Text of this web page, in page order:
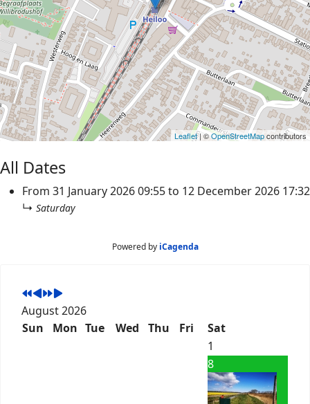
Leaflet| ©OpenStreetMapcontributors
All Dates
From 31 January 202609:55to 12 December 2026 17:32
↳ Saturday
Powered by iCagenda
August 2026
Sun
Mon Tue Wed Thu Fri
Sat
1
8